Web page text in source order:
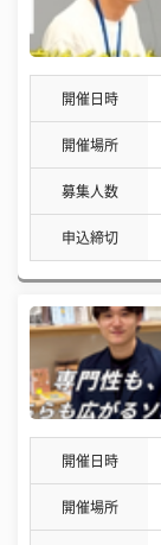
開催日時
開催場所
募集人数
申込締切
開催日時
開催場所